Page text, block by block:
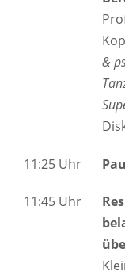
&
11:25 Uhr
11:45 Uhr